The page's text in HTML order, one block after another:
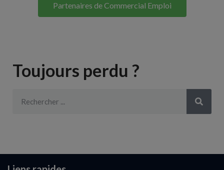
Partenaires de Commercial Emploi
Toujours perdu ?